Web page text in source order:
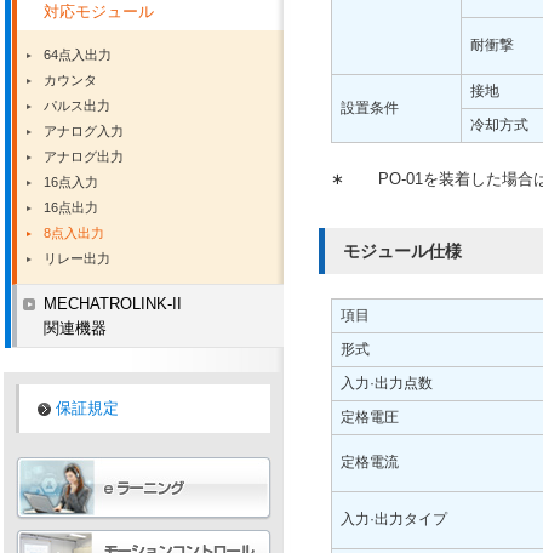
耐衝撃
設置条件
接地
冷却方式
∗ PO-01を装着した場
モジュール仕様
項目
形式
入力·出力点数
定格電圧
定格電流
入力·出力タイプ
対応モジュール
64点入出力
カウンタ
パルス出力
アナログ入力
アナログ出力
16点入力
16点出力
8点入出力
リレー出力
MECHATROLINK-II
関連機器
保証規定